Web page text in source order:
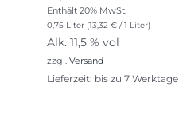
Enthält 20% MwSt.
0,75 Liter (13,32€ / 1 Liter)
Alk. 11,5 % vol
zzgl.Versand
Lieferzeit: bis zu 7 Werktage